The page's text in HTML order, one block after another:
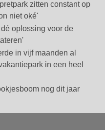
zitten constant op
niet oké'
oplossing voor de
in vijf maanden al
in een heel
nog dit jaar